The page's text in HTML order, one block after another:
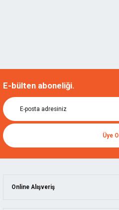
E-bülten aboneliği.
Üye Ol
Online Alışveriş